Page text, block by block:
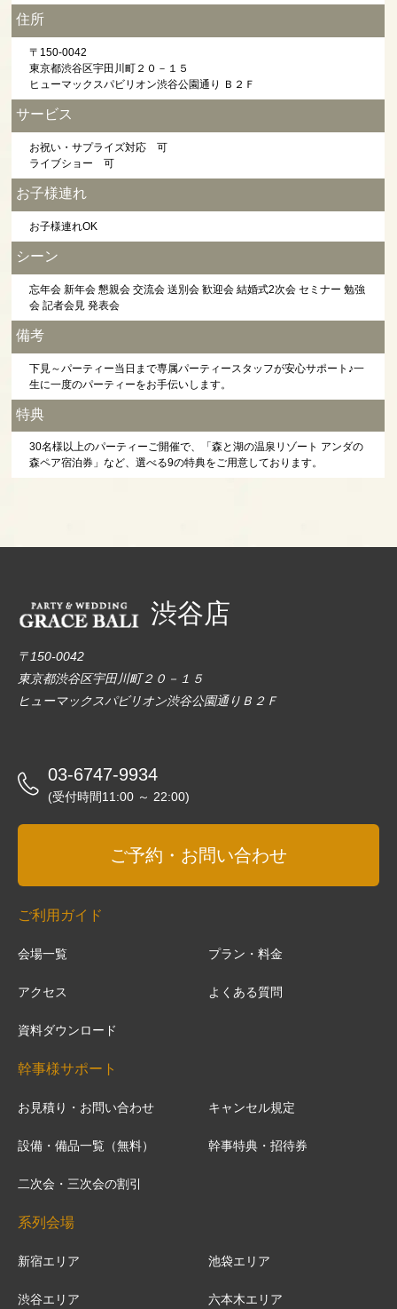
住所
〒150-0042
東京都渋谷区宇田川町２０－１５
ヒューマックスパビリオン渋谷公園通り Ｂ２Ｆ
サービス
お祝い・サプライズ対応 可
ライブショー 可
お子様連れ
お子様連れOK
シーン
忘年会 新年会 懇親会 交流会 送別会 歓迎会 結婚式2次会 セミナー 勉強
会 記者会見 発表会
備考
下見～パーティー当日まで専属パーティースタッフが安心サポート♪一
生に一度のパーティーをお手伝いします。
特典
30名様以上のパーティーご開催で、「森と湖の温泉リゾート アンダの
森ペア宿泊券」など、選べる9の特典をご用意しております。
渋谷店
〒150-0042
東京都渋谷区宇田川町２０－１５
ヒューマックスパビリオン渋谷公園通りＢ２Ｆ
03-6747-9934
(受付時間11:00 ～ 22:00)
ご予約・お問い合わせ
ご利用ガイド
会場一覧 プラン・料金
アクセス よくある質問
資料ダウンロード
幹事様サポート
お見積り・お問い合わせ キャンセル規定
設備・備品一覧（無料） 幹事特典・招待券
二次会・三次会の割引
系列会場
新宿エリア 池袋エリア
渋谷エリア 六本木エリア